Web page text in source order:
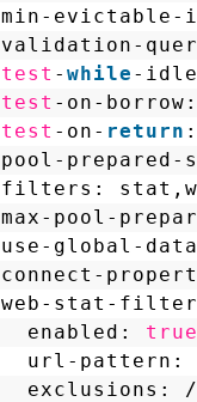
min-evictable-
validation-
test - while -
test -on-
test -on- return
pool-
filters:
max-pool-
use-global-
connect-
web-stat-
enabled: true
url-pattern:
exclusions: